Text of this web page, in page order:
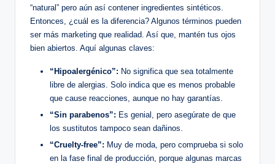
“natural” pero aún así contener ingredientes sintéticos.
Entonces, ¿cuál es la diferencia? Algunos términos pueden
ser más marketing que realidad. Así que, mantén tus ojos
bien abiertos. Aquí algunas claves:
“Hipoalergénico”: No significa que sea totalmente
libre de alergias. Solo indica que es menos probable
que cause reacciones, aunque no hay garantías.
“Sin parabenos”: Es genial, pero asegúrate de que
los sustitutos tampoco sean dañinos.
“Cruelty-free”: Muy de moda, pero comprueba si solo
en la fase final de producción, porque algunas marcas